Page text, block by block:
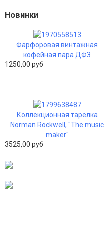
Новинки
Фарфоровая винтажная
кофейная пара ДФЗ
1250,00 руб
Коллекционная тарелка
Norman Rockwell, "The music
maker"
3525,00 руб